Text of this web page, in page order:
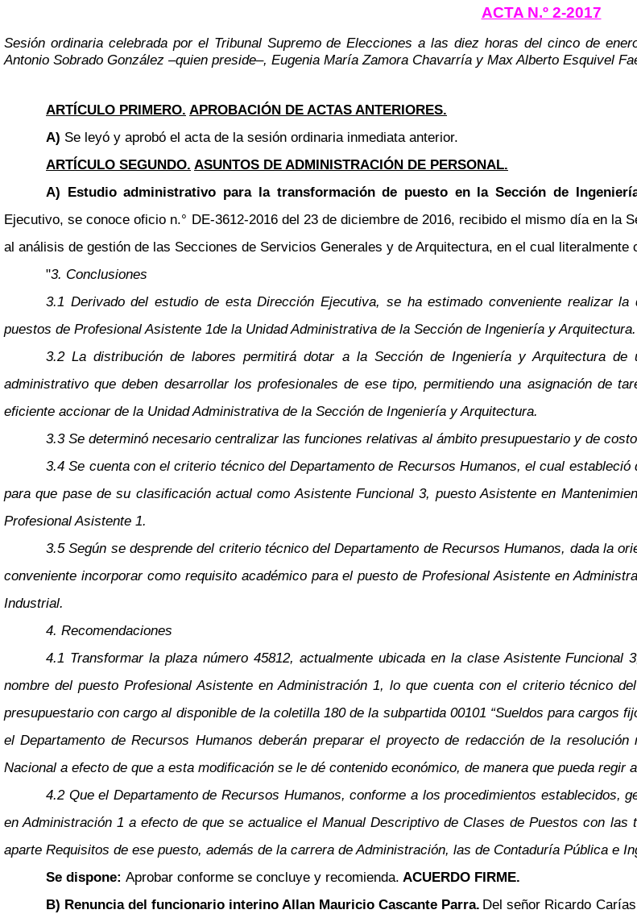
ACTA N.º 2-2017
Sesión ordinaria celebrada por el Tribunal Supremo de Elecciones a las diez horas del cinco de
Antonio Sobrado González –quien preside–, Eugenia María Zamora Chavarría y Max Alberto Esquivel
ARTÍCULO PRIMERO. APROBACIÓN DE ACTAS ANTERIORES.
A) Se leyó y aprobó el acta de la sesión ordinaria inmediata anterior.
ARTÍCULO SEGUNDO. ASUNTOS DE ADMINISTRACIÓN DE PERSONAL.
A) Estudio administrativo para la transformación de puesto en la Sección de
Ejecutivo, se conoce oficio n.° DE-3612-2016 del 23 de diciembre de 2016, recibido el mismo día en la
al análisis de gestión de las Secciones de Servicios Generales y de Arquitectura, en el cual literalmente
"3. Conclusiones
3.1 Derivado del estudio de esta Dirección Ejecutiva, se ha estimado conveniente realizar
puestos de Profesional Asistente 1de la Unidad Administrativa de la Sección de Ingeniería y Arquitectura.
3.2 La distribución de labores permitirá dotar a la Sección de Ingeniería y Arquitectura
administrativo que deben desarrollar los profesionales de ese tipo, permitiendo una asignación de
eficiente accionar de la Unidad Administrativa de la Sección de Ingeniería y Arquitectura.
3.3 Se determinó necesario centralizar las funciones relativas al ámbito presupuestario y de
3.4 Se cuenta con el criterio técnico del Departamento de Recursos Humanos, el cual
para que pase de su clasificación actual como Asistente Funcional 3, puesto Asistente en
Profesional Asistente 1.
3.5 Según se desprende del criterio técnico del Departamento de Recursos Humanos, dada la
conveniente incorporar como requisito académico para el puesto de Profesional Asistente en
Industrial.
4. Recomendaciones
4.1 Transformar la plaza número 45812, actualmente ubicada en la clase Asistente
nombre del puesto Profesional Asistente en Administración 1, lo que cuenta con el criterio técnico
presupuestario con cargo al disponible de la coletilla 180 de la subpartida 00101 “Sueldos para cargos
el Departamento de Recursos Humanos deberán preparar el proyecto de redacción de la
Nacional a efecto de que a esta modificación se le dé contenido económico, de manera que pueda regir
4.2 Que el Departamento de Recursos Humanos, conforme a los procedimientos establecidos,
en Administración 1 a efecto de que se actualice el Manual Descriptivo de Clases de Puestos con
aparte Requisitos de ese puesto, además de la carrera de Administración, las de Contaduría Pública e
Se dispone: Aprobar conforme se concluye y recomienda. ACUERDO FIRME.
B) Renuncia del funcionario interino Allan Mauricio Cascante Parra. Del señor Ricardo